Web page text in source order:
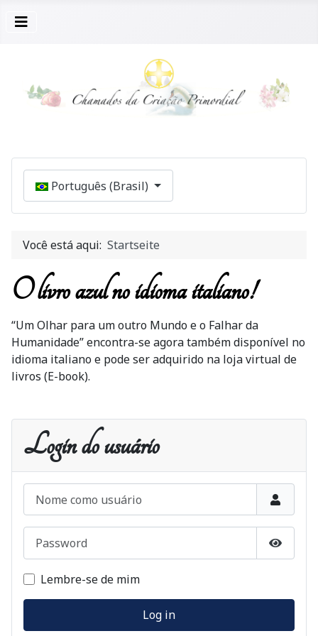
Português (Brasil)
Você está aqui: Startseite
O livro azul no idioma italiano!
“Um Olhar para um outro Mundo e o Falhar da
Humanidade” encontra-se agora também disponível no
idioma italiano e pode ser adquirido na loja virtual de
livros (E-book).
Login do usuário
Show
Lembre-se de mim
Log in